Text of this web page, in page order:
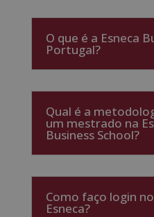
O que é a Esneca
Portugal?
Qual é a
um mestrado na
Business School?
Como faço login
Esneca?